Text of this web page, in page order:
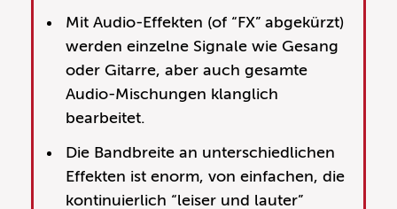
Mit Audio-Effekten (of “FX” abgekürzt)
werden einzelne Signale wie Gesang
oder Gitarre, aber auch gesamte
Audio-Mischungen klanglich
bearbeitet.
Die Bandbreite an unterschiedlichen
Effekten ist enorm, von einfachen, die
kontinuierlich “leiser und lauter”